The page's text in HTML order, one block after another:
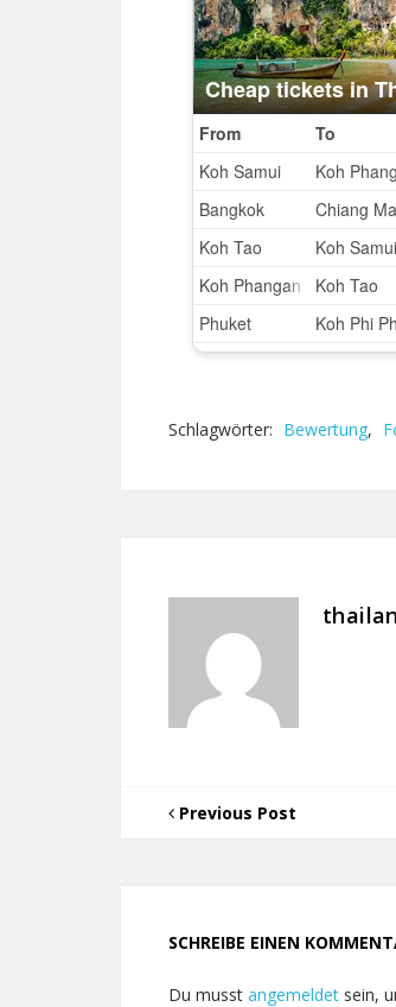
Schlagwörter: Bewertung,
Previous Post
SCHREIBE EINEN
Du musst angemeldet sein,